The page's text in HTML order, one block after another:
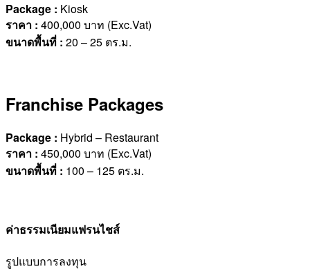
Package : Kiosk
ราคา : 400,000 บาท (Exc.Vat)
ขนาดพื้นที่ : 20 – 25 ตร.ม.
Franchise Packages
Package : Hybrid – Restaurant
ราคา : 450,000 บาท (Exc.Vat)
ขนาดพื้นที่ : 100 – 125 ตร.ม.
ค่าธรรมเนียมแฟรนไชส์
รูปแบบการลงทุน